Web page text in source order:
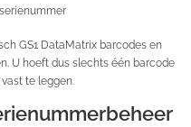
GS1 DataMatrix barcodes en
U hoeft dus slechts één barcode
te leggen.